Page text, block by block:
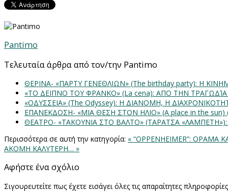
Pantimo
Τελευταία άρθρα από τον/την Pantimo
ΘΕΡΙΝΑ- «ΠΑΡΤΥ ΓΕΝΕΘΛΙΩΝ» (The birthday party): H
«ΤΟ ΔΕΙΠΝΟ ΤΟΥ ΦΡΑΝΚΟ» (La cena): ΑΠΟ ΤΗΝ
«ΟΔΥΣΣΕΙΑ» (The Odyssey): Η ΔΙΑΝΟΜΗ, Η
ΕΠΑΝΕΚΔΟΣΗ- «ΜΙΑ ΘΕΣΗ ΣΤΟΝ ΗΛΙΟ» (Α place in the
ΘΕΑΤΡΟ- «ΤΑΚΟΥΝΙΑ ΣΤΟ ΒΑΛΤΟ» (ΤΑΡΑΤΣΑ
Περισσότερα σε αυτή την κατηγορία: « “OPPENHEIMER”: ΟΡΑΜΑ
ΑΚΟΜΗ ΚΑΛΥΤΕΡΗ… »
Αφήστε ένα σχόλιο
Σιγουρευτείτε πως έχετε εισάγει όλες τις απαραίτητες